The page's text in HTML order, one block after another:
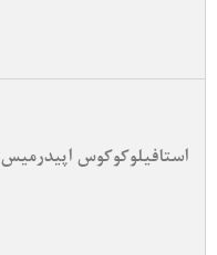
استافیلوکوکوس اپیدرمیس